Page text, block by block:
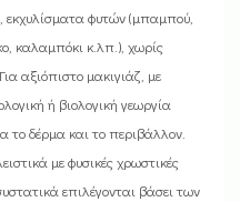
εκχυλίσματα φυτών (μπαμπού,
καλαμπόκι κ.λπ.), χωρίς
αξιόπιστο μακιγιάζ, με
ή βιολογική γεωργία
το δέρμα και το περιβάλλον.
με φυσικές χρωστικές
επιλέγονται βάσει των